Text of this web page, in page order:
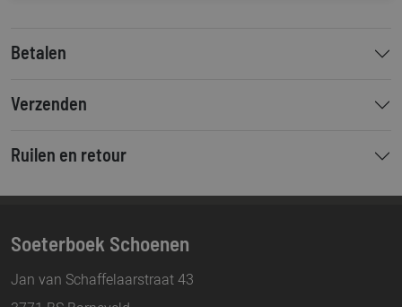
Betalen
Verzenden
Ruilen en retour
Soeterboek Schoenen
Jan van Schaffelaarstraat 43